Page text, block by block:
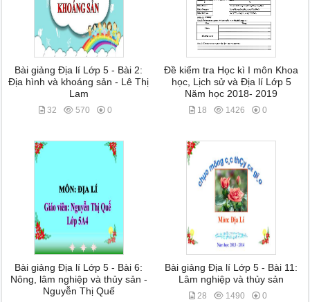
Bài giảng Địa lí Lớp 5 - Bài 2:
Địa hình và khoáng sản - Lê Thị
Lam
32 570 0
Đề kiểm tra Học kì I môn Khoa
học, Lịch sử và Địa lí Lớp 5
Năm học 2018- 2019
18 1426 0
Bài giảng Địa lí Lớp 5 - Bài 6:
Nông, lâm nghiệp và thủy sản -
Nguyễn Thị Quế
Bài giảng Địa lí Lớp 5 - Bài 11:
Lâm nghiệp và thủy sản
28 1490 0